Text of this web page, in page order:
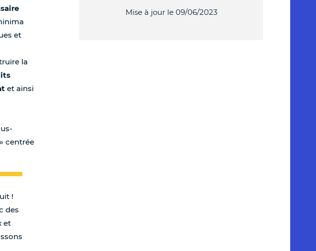
Mise à jour le 09/06/2023
et
la
et ainsi
centrée
!
des
et